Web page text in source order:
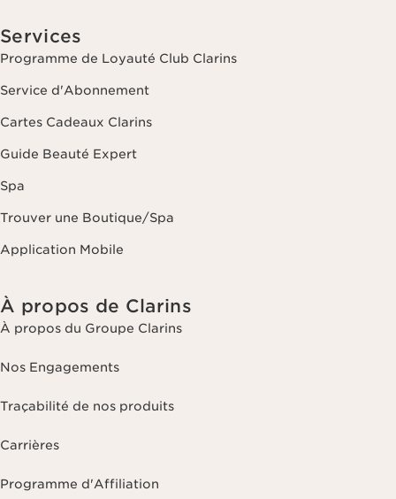
Services
Programme de Loyauté Club Clarins
Service d'Abonnement
Cartes Cadeaux Clarins
Guide Beauté Expert
Spa
Trouver une Boutique/Spa
Application Mobile
À propos de Clarins
À propos du Groupe Clarins
Nos Engagements
Traçabilité de nos produits
Carrières
Programme d'Affiliation